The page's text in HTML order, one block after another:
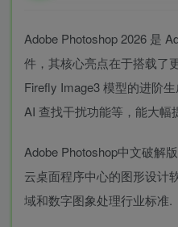
Adobe Photoshop 2026 是
件，其核心亮点在于搭载了
Firefly Image3 模型的进阶
AI 查找干扰功能等，能大幅
Adobe Photoshop中文破解
云桌面程序中心的图形设计
域和数字图象处理行业标准.